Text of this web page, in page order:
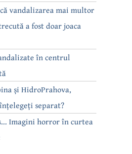
vandalizarea mai multor
a fost doar joaca
în centrul
și HidroPrahova,
separat?
Imagini horror în curtea